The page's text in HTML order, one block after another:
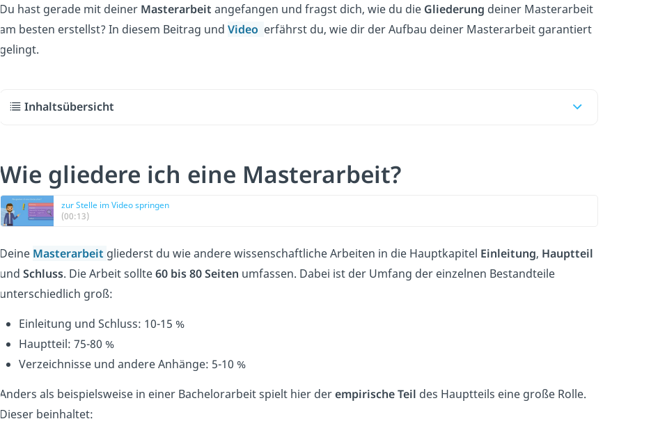
Du hast gerade mit deiner Masterarbeit angefangen und fragst dich, wie du die Gliederung deiner Masterarbeit
am besten erstellst? In diesem Beitrag und Video erfährst du, wie dir der Aufbau deiner Masterarbeit garantiert
gelingt.
Inhaltsübersicht
Wie gliedere ich eine Masterarbeit?
zur Stelle im Video springen
(00:13)
Deine Masterarbeit gliederst du wie andere wissenschaftliche Arbeiten in die Hauptkapitel Einleitung, Hauptteil
und Schluss. Die Arbeit sollte60 bis 80 Seiten umfassen. Dabei ist der Umfang der einzelnen Bestandteile
unterschiedlich groß:
Einleitung und Schluss: 10-15 %
Hauptteil: 75-80 %
Verzeichnisse und andere Anhänge: 5-10 %
Anders als beispielsweise in einer Bachelorarbeit spielt hier derempirische Teil des Hauptteils eine große Rolle.
Dieser beinhaltet: